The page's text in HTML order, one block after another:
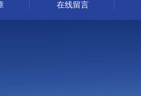
在线留言